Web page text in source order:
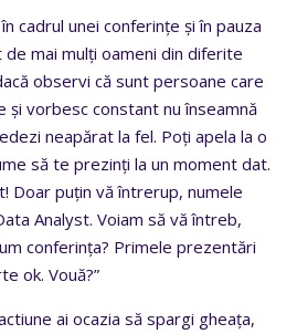
cadrul unei conferințe și în pauza
mai mulți oameni din diferite
observi că sunt persoane care
și vorbesc constant nu înseamnă
neapărat la fel. Poți apela la o
să te prezinți la un moment dat.
Doar puțin vă întrerup, numele
Analyst. Voiam să vă întreb,
conferința? Primele prezentări
ok. Vouă?”
ai ocazia să spargi gheața,